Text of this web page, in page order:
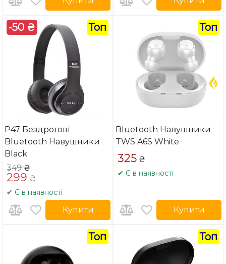
-50 ₴ Топ
P47 Бездротові
Bluetooth Навушники
Black
349₴
299 ₴
✔ Є в наявності
Купити
Топ
Bluetooth Навушники
TWS A6S White
325 ₴
✔ Є в наявності
Купити
Топ Топ